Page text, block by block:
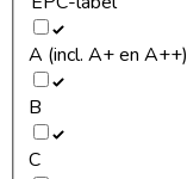
A (incl. A+ en A++)
B
C